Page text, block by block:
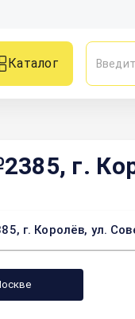
Каталог
г.
г. Королёв, ул.